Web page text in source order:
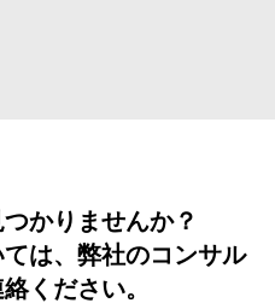
かりませんか？
は、弊社のコンサル
ください。